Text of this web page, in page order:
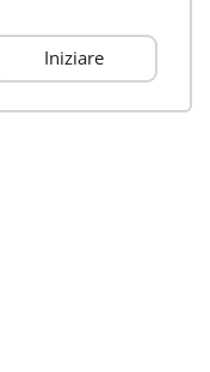
Iniziare